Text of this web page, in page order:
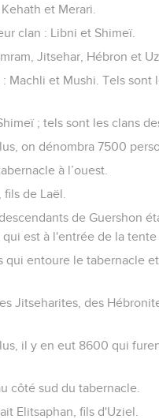
et Merari.
clan : Libni et Shimeï.
Jitsehar, Hébron et
Machli et Mushi. Tels sont
; tels sont les clans
on dénombra 7500
à l’ouest.
de Laël.
de Guershon
est à l'entrée de la tente
entoure le tabernacle
Jitseharites, des
il y en eut 8600 qui
côté sud du tabernacle.
Elitsaphan, fils d'Uziel.